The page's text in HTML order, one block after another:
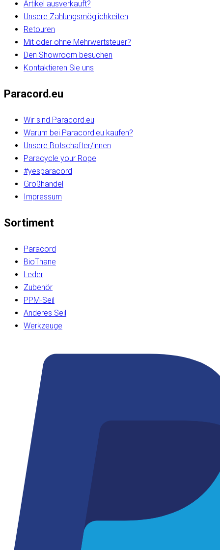
Artikel ausverkauft?
Unsere Zahlungsmöglichkeiten
Retouren
Mit oder ohne Mehrwertsteuer?
Den Showroom besuchen
Kontaktieren Sie uns
Paracord.eu
Wir sind Paracord.eu
Warum bei Paracord.eu kaufen?
Unsere Botschafter/innen
Paracycle your Rope
#yesparacord
Großhandel
Impressum
Sortiment
Paracord
BioThane
Leder
Zubehör
PPM-Seil
Anderes Seil
Werkzeuge